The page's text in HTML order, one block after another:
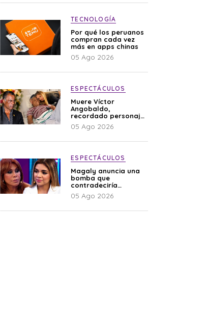
TECNOLOGÍA
Por qué los peruanos
compran cada vez
más en apps chinas
05 Ago 2026
ESPECTÁCULOS
Muere Víctor
Angobaldo,
recordado personaje
de la farándula y
expareja de Shirley
05 Ago 2026
ESPECTÁCULOS
Magaly anuncia una
bomba que
contradeciría
comunicado de La
Bella Luz: “Hay un
05 Ago 2026